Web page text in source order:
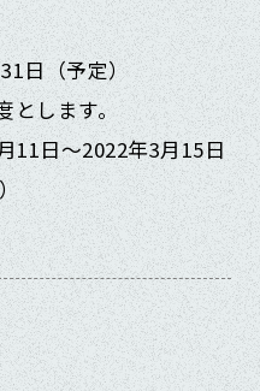
日（予定）
とします。
11日～2022年3月15日